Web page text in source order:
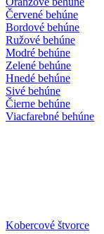
Červené behúne
Bordové behúne
Ružové behúne
Modré behúne
Zelené behúne
Hnedé behúne
Sivé behúne
Čierne behúne
Viacfarebné behúne
Kobercové štvorce